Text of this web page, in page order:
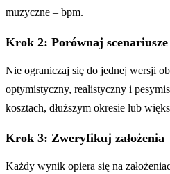
muzyczne – bpm.
Krok 2: Porównaj scenariusze
Nie ograniczaj się do jednej wersji
optymistyczny, realistyczny i
kosztach, dłuższym okresie lub
Krok 3: Zweryfikuj założenia
Każdy wynik opiera się na